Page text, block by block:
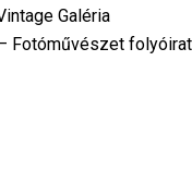
Galéria
Fotóművészet folyóirat